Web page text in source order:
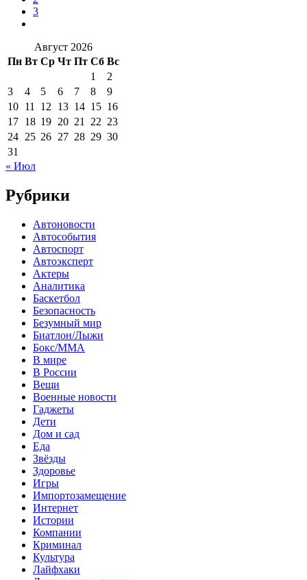
3
Август 2026
Пн Вт Ср Чт Пт Сб Вс
1
2
3
4 5 6 7 8
9
10 11 12 13 14 15 16
17 18 19 20 21 22 23
24 25 26 27 28 29 30
31
« Июл
Рубрики
Автоновости
Автособытия
Автоспорт
Автоэксперт
Актеры
Аналитика
Баскетбол
Безопасность
Безумный мир
Биатлон/Лыжи
Бокс/MMA
В мире
В России
Вещи
Военные новости
Гаджеты
Дети
Дом и сад
Еда
Звёзды
Здоровье
Игры
Импортозамещение
Интернет
Истории
Компании
Криминал
Культура
Лайфхаки